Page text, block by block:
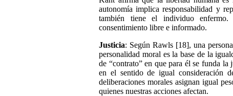
autonomía implica responsabilidad y
también tiene el individuo
consentimiento libre e informado.
Justicia: Según Rawls [18], una
personalidad moral es la base de la
de “contrato” en que para él se funda
en el sentido de igual consideración
deliberaciones morales asignan igual
quienes nuestras acciones afectan.